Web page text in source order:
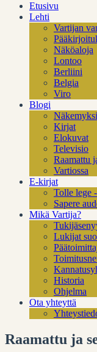
Etusivu
Lehti
Vartijan
Näköaloja
Lontoo
Berliini
Belgia
Viro
Blogi
Kirjat
Elokuvat
Televisio
Raamattu
Vartiossa
E-kirjat
Tolle lege
Sapere
Mikä Vartija?
Lukijat
Historia
Ohjelma
Ota yhteyttä
Raamattu ja